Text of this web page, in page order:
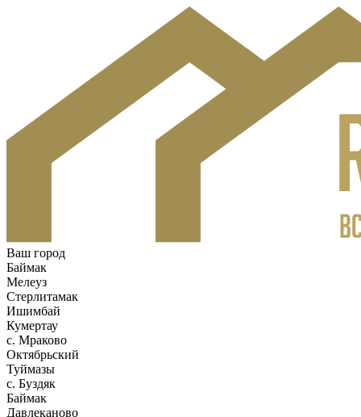
Ваш город
Баймак
Мелеуз
Стерлитамак
Ишимбай
Кумертау
c. Мраково
Октябрьский
Туймазы
c. Буздяк
Баймак
Давлеканово